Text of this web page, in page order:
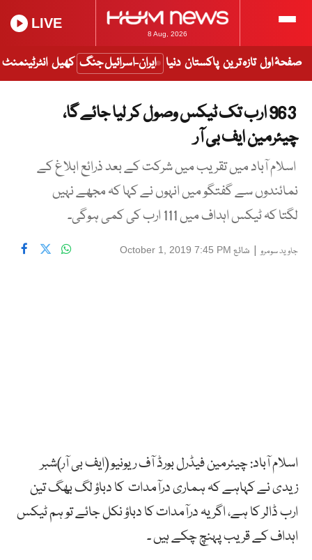
8 Aug, 2026
LIVE
صفحۂ اول تازہ ترین پاکستان دنیا ایران-اسرائیل جنگ کھیل انٹرٹینمنٹ
963 ارب تک ٹیکس وصول کر لیا جائے گا،
چیئرمین ایف بی آر
اسلام آباد میں تقریب میں شرکت کے بعد ذرائع ابلاغ کے
نمائندوں سے گفتگو میں انہوں نے کہا کہ مجھے نہیں
لگتا کہ ٹیکس اہداف میں 111 ارب کی کمی ہوگی۔
جاوید سومرو| شائع October 1, 2019 7:45 PM
اسلام آباد: چیئرمین فیڈرل بورڈ آف ریونیو (ایف بی آر)شبر
زیدی نے کہاہے کہ ہماری درآمدات کا دباؤ لگ بھگ تین
ارب ڈالر کا ہے، اگر یہ درآمدات کا دباؤ نکل جائے تو ہم ٹیکس
اہداف کے قریب پہنچ چکے ہیں ۔